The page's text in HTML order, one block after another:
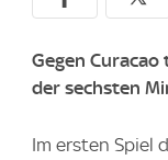
Gegen
der sechsten
Im ersten Spiel